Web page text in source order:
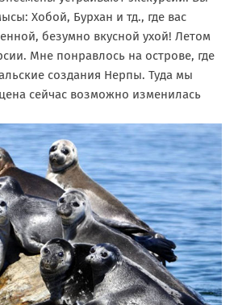
Хобой, Бурхан и тд., где вас
безумно вкусной ухой! Летом
Мне понравлось на острове, где
создания Нерпы. Туда мы
сейчас возможно изменилась